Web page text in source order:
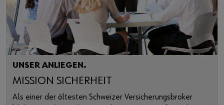
UNSER ANLIEGEN.
MISSION SICHERHEIT
Als einer der ältesten Schweizer Versicherungsbroker